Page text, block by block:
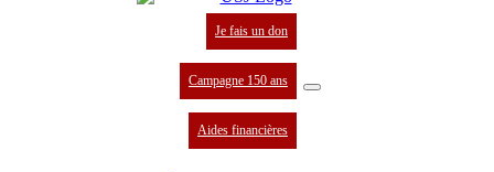
Je fais un don
Campagne 150 ans
Aides financières